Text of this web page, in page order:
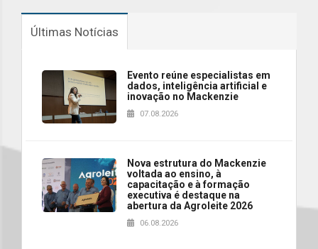
Últimas Notícias
Evento reúne especialistas em
dados, inteligência artificial e
inovação no Mackenzie
07.08.2026
Nova estrutura do Mackenzie
voltada ao ensino, à
capacitação e à formação
executiva é destaque na
abertura da Agroleite 2026
06.08.2026